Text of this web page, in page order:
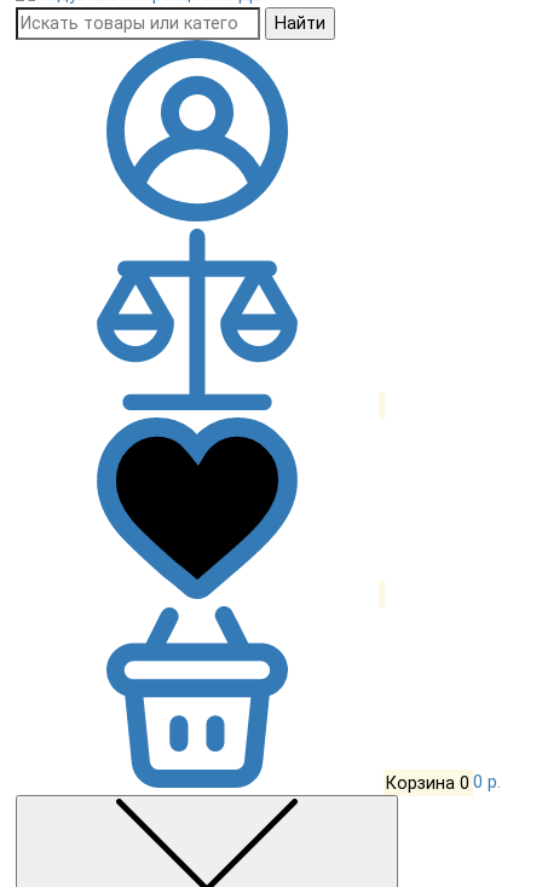
Найти
Корзина 0 0 р.